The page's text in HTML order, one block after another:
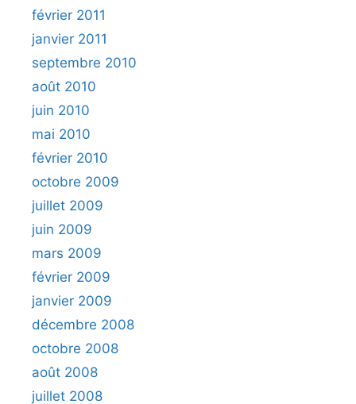
février 2011
janvier 2011
septembre 2010
août 2010
juin 2010
mai 2010
février 2010
octobre 2009
juillet 2009
juin 2009
mars 2009
février 2009
janvier 2009
décembre 2008
octobre 2008
août 2008
juillet 2008